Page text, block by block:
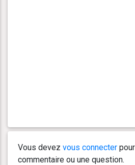
Vous devez vous connecter
commentaire ou une question.